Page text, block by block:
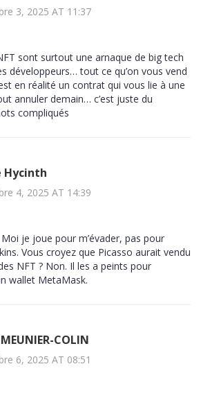
3, 2025 AT 11:37
sont surtout une arnaque de big tech
développeurs… tout ce qu’on vous vend
en réalité un contrat qui vous lie à une
annuler demain… c’est juste du
compliqués
Hycinth
4, 2025 AT 14:39
je joue pour m’évader, pas pour
Vous croyez que Picasso aurait vendu
NFT ? Non. Il les a peints pour
wallet MetaMask.
COLIN
6, 2025 AT 08:51